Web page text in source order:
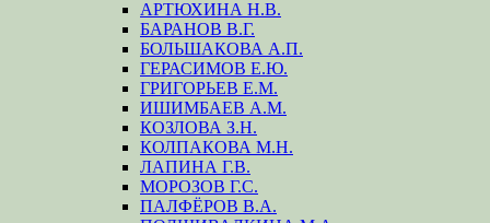
АРТЮХИНА Н.В.
БАРАНОВ В.Г.
БОЛЬШАКОВА А.П.
ГЕРАСИМОВ Е.Ю.
ГРИГОРЬЕВ Е.М.
ИШИМБАЕВ А.М.
КОЗЛОВА З.Н.
КОЛПАКОВА М.Н.
ЛАПИНА Г.В.
МОРОЗОВ Г.С.
ПАЛФЁРОВ В.А.